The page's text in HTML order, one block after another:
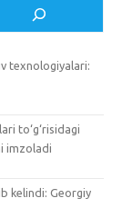
texnologiyalari:
to‘g‘risidagi
imzoladi
kelindi: Georgiy